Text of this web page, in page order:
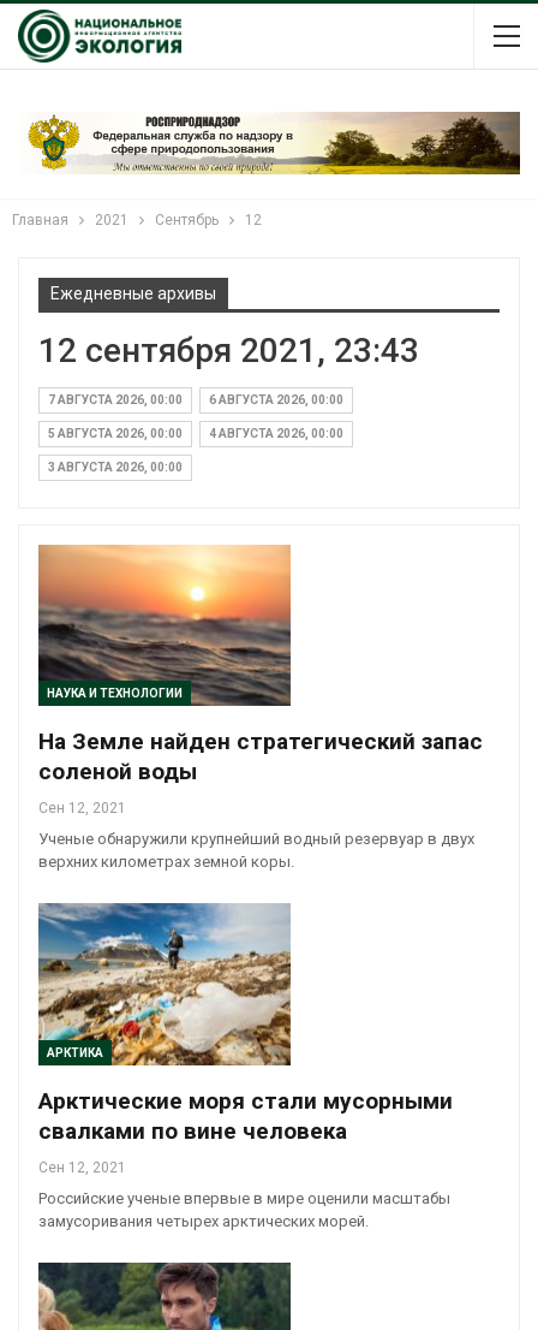
Главная 2021 Сентябрь 12
Ежедневные архивы
12 сентября 2021, 23:43
7 АВГУСТА 2026, 00:00 6 АВГУСТА 2026, 00:00
5 АВГУСТА 2026, 00:00 4 АВГУСТА 2026, 00:00
3 АВГУСТА 2026, 00:00
НАУКА И ТЕХНОЛОГИИ
На Земле найден стратегический запас
соленой воды
Сен 12, 2021
Ученые обнаружили крупнейший водный резервуар в двух
верхних километрах земной коры.
АРКТИКА
Арктические моря стали мусорными
свалками по вине человека
Сен 12, 2021
Российские ученые впервые в мире оценили масштабы
замусоривания четырех арктических морей.